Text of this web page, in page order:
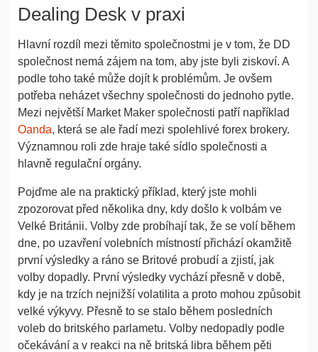
Dealing Desk v praxi
Hlavní rozdíl mezi těmito společnostmi je v tom, že DD
společnost nemá zájem na tom, aby jste byli ziskoví. A
podle toho také může dojít k problémům. Je ovšem
potřeba neházet všechny společnosti do jednoho pytle.
Mezi největší Market Maker společnosti patří například
Oanda, která se ale řadí mezi spolehlivé forex brokery.
Významnou roli zde hraje také sídlo společnosti a
hlavně regulační orgány.
Pojďme ale na praktický příklad, který jste mohli
zpozorovat před několika dny, kdy došlo k volbám ve
Velké Británii. Volby zde probíhají tak, že se volí během
dne, po uzavření volebních místností přichází okamžitě
první výsledky a ráno se Britové probudí a zjistí, jak
volby dopadly. První výsledky vychází přesně v době,
kdy je na trzích nejnižší volatilita a proto mohou způsobit
velké výkyvy. Přesně to se stalo během posledních
voleb do britského parlametu. Volby nedopadly podle
očekávání a v reakci na ně britská libra během pěti